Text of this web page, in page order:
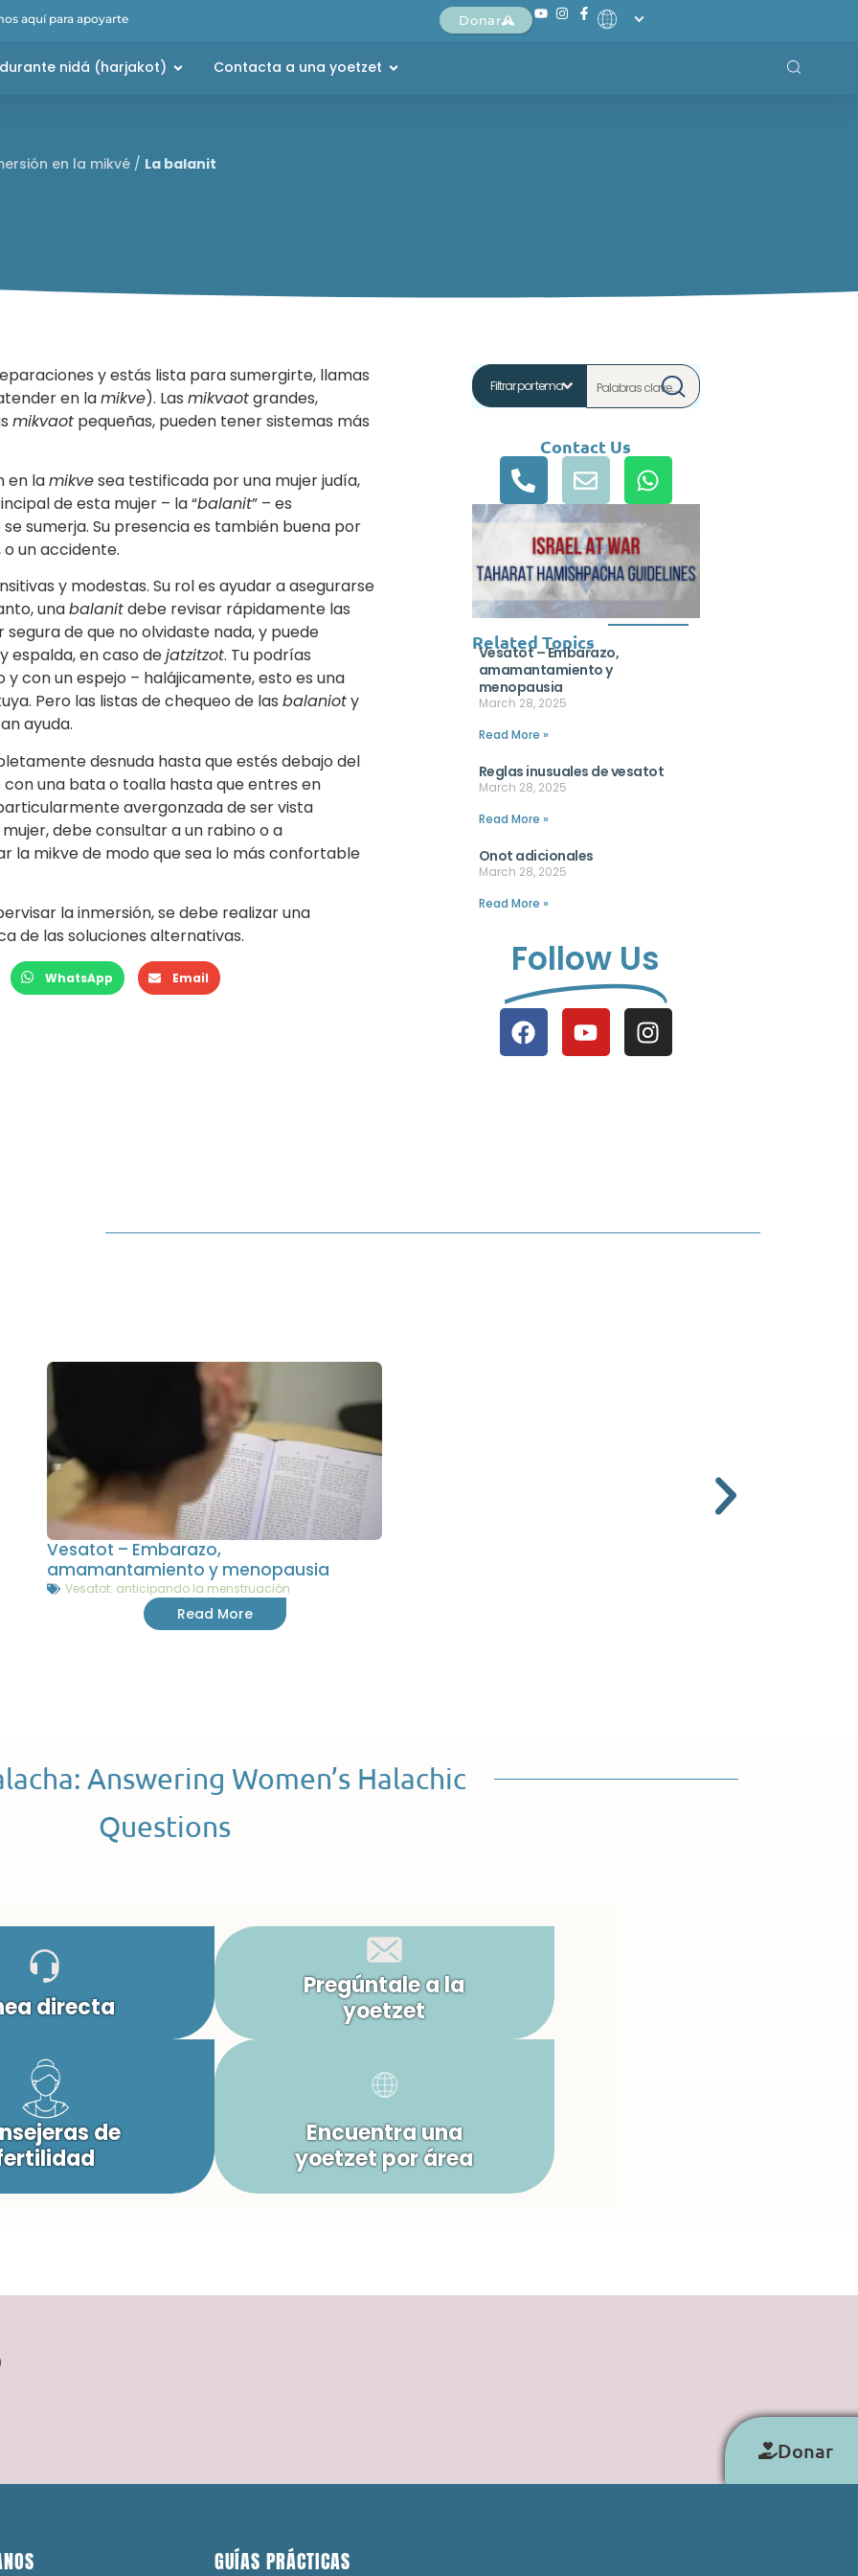
aquí para apoyarte Donar
nidá (harjakot) Contacta a una yoetzet
en la mikvé/ La balanit
y estás lista para sumergirte, llamas
en lamikve). Las mikvaotgrandes,
mikvaotpequeñas, pueden tener sistemas más
en lamikvesea testificada por una mujer judía,
de esta mujer – la “balanit” – es
sumerja. Su presencia es también buena por
un accidente.
y modestas. Su rol es ayudar a asegurarse
unabalanitdebe revisar rápidamente las
de que no olvidaste nada, y puede
espalda, en caso dejatzitzot. Tu podrías
con un espejo – halájicamente, esto es una
Pero las listas de chequeo de las balanioty
ayuda.
desnuda hasta que estés debajo del
una bata o toalla hasta que entres en
avergonzada de ser vista
debe consultar a un rabino o a
la mikve de modo que sea lo más confortable
la inmersión, se debe realizar una
de las soluciones alternativas.
WhatsApp Email
Contact Us
Related Topics
Vesatot – Embarazo,
amamantamiento y
menopausia
March 28, 2025
Read More »
Reglas inusuales de vesatot
March 28, 2025
Read More »
Onot adicionales
March 28, 2025
Read More »
Follow Us
Vesatot – Embarazo,
amamantamiento y menopausia
Vesatot: anticipando la menstruación
Read More
Answering Women’s Halachic
Questions
directa
Pregúntale a la
yoetzet
de
Encuentra una
yoetzet por área
Donar
GUÍAS PRÁCTICAS